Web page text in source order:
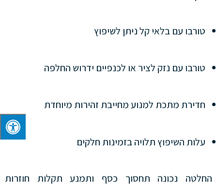
טורבו עם בלאי קל ניתן לשיפוץ
טורבו עם נזק לציר או לכנפיים ידרוש החלפה
חדירת מתכת למנוע מחייבת זהירות מיוחדת
עלות השיפוץ תלויה בזמינות חלקים
החלטה נכונה תחסוך כסף ותמנע תקלות חוזרות